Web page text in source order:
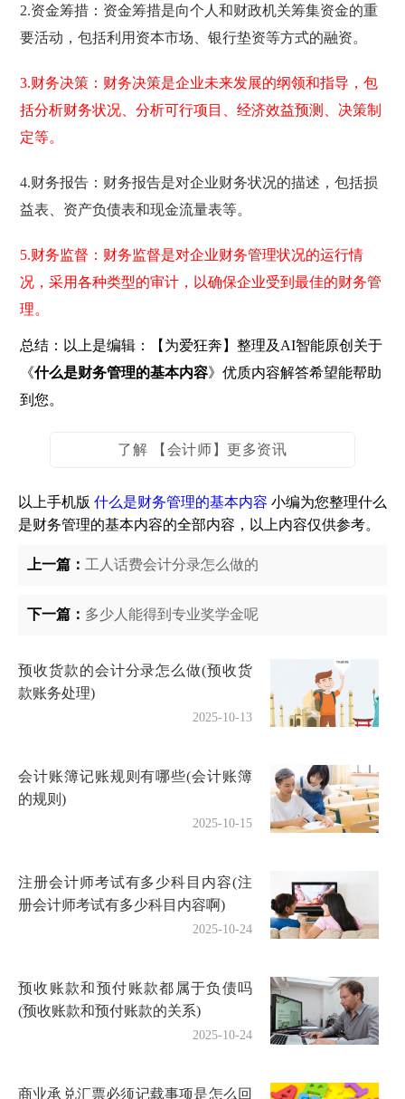
2.资金筹措：资金筹措是向个人和财政机关筹集资金的重
要活动，包括利用资本市场、银行垫资等方式的融资。
3.财务决策：财务决策是企业未来发展的纲领和指导，包
括分析财务状况、分析可行项目、经济效益预测、决策制
定等。
4.财务报告：财务报告是对企业财务状况的描述，包括损
益表、资产负债表和现金流量表等。
5.财务监督：财务监督是对企业财务管理状况的运行情
况，采用各种类型的审计，以确保企业受到最佳的财务管
理。
总结：以上是编辑：【为爱狂奔】整理及AI智能原创关于
《什么是财务管理的基本内容》优质内容解答希望能帮助
到您。
了解 【会计师】更多资讯
以上手机版 什么是财务管理的基本内容 小编为您整理什么
是财务管理的基本内容的全部内容，以上内容仅供参考。
上一篇： 工人话费会计分录怎么做的
下一篇： 多少人能得到专业奖学金呢
预收货款的会计分录怎么做(预收货
款账务处理)
2025-10-13
会计账簿记账规则有哪些(会计账簿
的规则)
2025-10-15
注册会计师考试有多少科目内容(注
册会计师考试有多少科目内容啊)
2025-10-24
预收账款和预付账款都属于负债吗
(预收账款和预付账款的关系)
2025-10-24
商业承兑汇票必须记载事项是怎么回